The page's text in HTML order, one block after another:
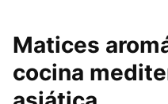
Matices
cocina